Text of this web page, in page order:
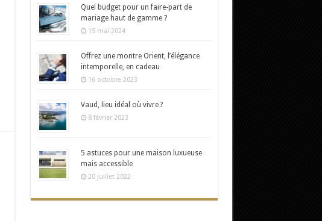
Quel budget pour un faire-part de
mariage haut de gamme ?
15 mai 2024
Offrez une montre Orient, l’élégance
intemporelle, en cadeau
16 octobre 2023
Vaud, lieu idéal où vivre ?
8 février 2023
5 astuces pour une maison luxueuse
mais accessible
20 juillet 2022